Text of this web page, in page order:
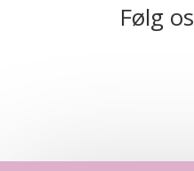
Følg os